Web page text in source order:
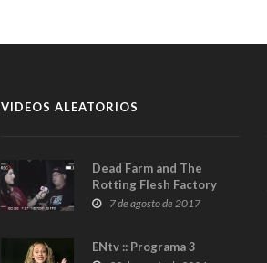
VIDEOS ALEATORIOS
Dead Farm and The
Rotting Flesh Factory
7 de agosto de 2017
ENtv :: Programa 3